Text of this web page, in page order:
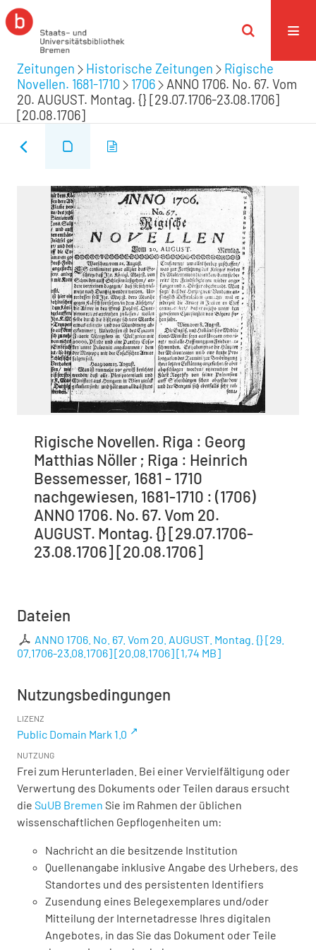
Zeitungen Historische Zeitungen
Rigische
Novellen. 1681-1710
1706
ANNO 1706. No. 67. Vom
20. AUGUST. Montag. {} [29.07.1706-23.08.1706]
[20.08.1706]
Rigische Novellen. Riga : Georg
Matthias Nöller ; Riga : Heinrich
Bessemesser, 1681 - 1710
nachgewiesen, 1681-1710 : (1706)
ANNO 1706. No. 67. Vom 20.
AUGUST. Montag. {} [29.07.1706-
23.08.1706] [20.08.1706]
Dateien
ANNO 1706. No. 67. Vom 20. AUGUST. Montag. {} [29.
07.1706-23.08.1706] [20.08.1706][1,74 MB]
Nutzungsbedingungen
LIZENZ
Public Domain Mark 1.0
NUTZUNG
Frei zum Herunterladen. Bei einer Vervielfältigung oder
Verwertung des Dokuments oder Teilen daraus ersucht
die SuUB Bremen Sie im Rahmen der üblichen
wissenschaftlichen Gepflogenheiten um:
Nachricht an die besitzende Institution
Quellenangabe inklusive Angabe des Urhebers, des
Standortes und des persistenten Identifiers
Zusendung eines Belegexemplares und/oder
Mitteilung der Internetadresse Ihres digitalen
Angebotes, in das Sie das Dokument oder Teile